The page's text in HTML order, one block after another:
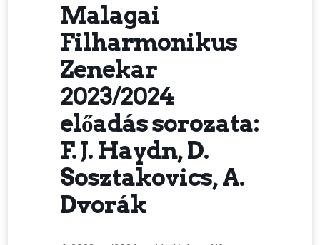
Malagai
Filharmonikus
Zenekar
2023/2024
előadás sorozata:
F. J. Haydn, D.
Sosztakovics, A.
Dvorák